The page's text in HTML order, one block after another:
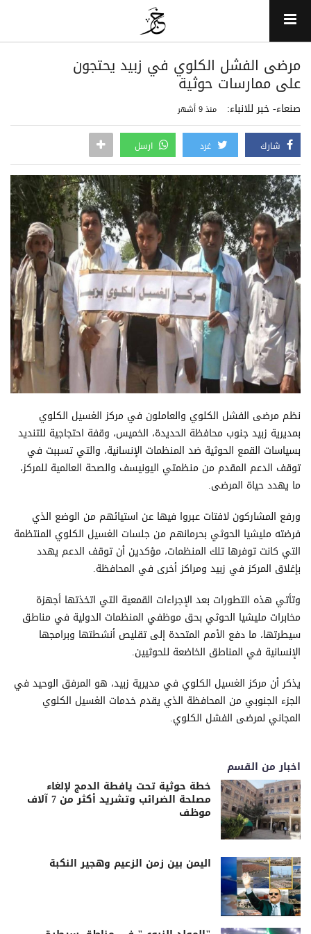
مرضى الفشل الكلوي في زبيد يحتجون
على ممارسات حوثية
صنعاء- خبر للانباء: منذ 9 أشهر
شارك غرد ارسل
نظم مرضى الفشل الكلوي والعاملون في مركز الغسيل الكلوي
بمديرية زبيد جنوب محافظة الحديدة، الخميس، وقفة احتجاجية للتنديد
بسياسات القمع الحوثية ضد المنظمات الإنسانية، والتي تسببت في
توقف الدعم المقدم من منظمتي اليونيسف والصحة العالمية للمركز،
ما يهدد حياة المرضى.
ورفع المشاركون لافتات عبروا فيها عن استيائهم من الوضع الذي
فرضته مليشيا الحوثي بحرمانهم من جلسات الغسيل الكلوي المنتظمة
التي كانت توفرها تلك المنظمات، مؤكدين أن توقف الدعم يهدد
بإغلاق المركز في زبيد ومراكز أخرى في المحافظة.
وتأتي هذه التطورات بعد الإجراءات القمعية التي اتخذتها أجهزة
مخابرات مليشيا الحوثي بحق موظفي المنظمات الدولية في مناطق
سيطرتها، ما دفع الأمم المتحدة إلى تقليص أنشطتها وبرامجها
الإنسانية في المناطق الخاضعة للحوثيين.
يذكر أن مركز الغسيل الكلوي في مديرية زبيد، هو المرفق الوحيد في
الجزء الجنوبي من المحافظة الذي يقدم خدمات الغسيل الكلوي
المجاني لمرضى الفشل الكلوي.
اخبار من القسم
خطة حوثية تحت يافطة الدمج لإلغاء
مصلحة الضرائب وتشريد أكثر من 7 آلاف
موظف
اليمن بين زمن الزعيم وهجير النكبة